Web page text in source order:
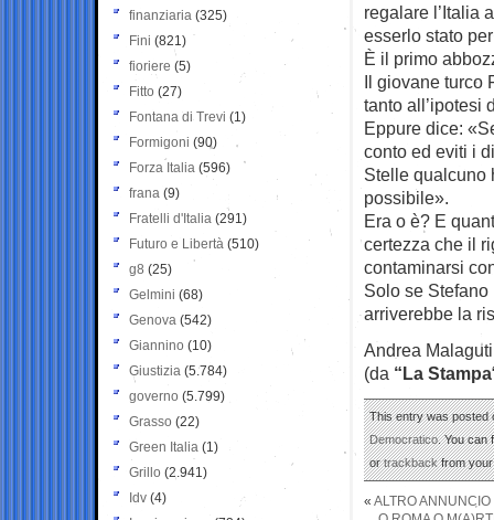
regalare l’Italia
esserlo stato
È il primo
Il giovane turco
tanto all’ipotesi
Eppure dice:
conto ed eviti i
Stelle qualcuno
possibile».
Era o è? E
certezza che il
contaminarsi
Solo se
arriverebbe la
Andrea Malaguti
(da “La Stampa
This entry was posted
Democratico. You can
ortrackbackfrom your
« ALTRO ANNUNCIO
finanziaria (325)
Fini (821)
fioriere (5)
Fitto (27)
Fontana di Trevi (1)
Formigoni (90)
Forza Italia (596)
frana (9)
Fratelli d'Italia (291)
Futuro e Libertà (510)
g8 (25)
Gelmini (68)
Genova (542)
Giannino (10)
Giustizia (5.784)
governo (5.799)
Grasso (22)
Green Italia (1)
Grillo (2.941)
Idv (4)